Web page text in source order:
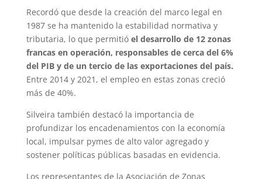
Recordó que desde la creación del marco legal en
1987 se ha mantenido la estabilidad normativa y
tributaria, lo que permitió el desarrollo de 12 zonas
francas en operación, responsables de cerca del 6%
del PIB y de un tercio de las exportaciones del país.
Entre 2014 y 2021, el empleo en estas zonas creció
más de 40%.
Silveira también destacó la importancia de
profundizar los encadenamientos con la economía
local, impulsar pymes de alto valor agregado y
sostener políticas públicas basadas en evidencia.
Los representantes de la Asociación de Zonas